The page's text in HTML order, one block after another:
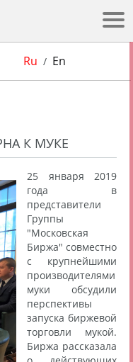
Ru / En
К МУКЕ
25 января 2019
года в
представители
Группы
"Московская
Биржа" совместно
с крупнейшими
производителями
муки обсудили
перспективы
запуска биржевой
торговли мукой.
Биржа рассказала